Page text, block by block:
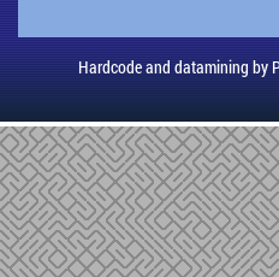
Hardcode and datamining by